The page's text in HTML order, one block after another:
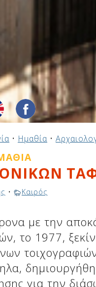
• Ημαθία•
• Καιρός
με την
το 1977,
για την